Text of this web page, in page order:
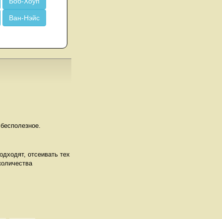
Ван-Нэйс
отсеивать тех